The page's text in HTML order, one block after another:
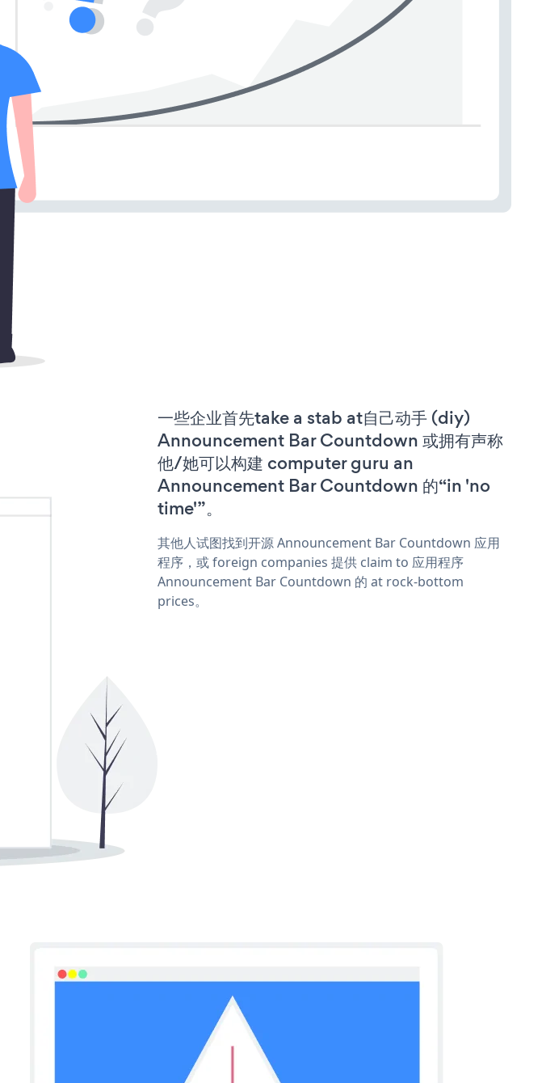
一些企业首先take a stab at自己动手 (diy)
Announcement Bar Countdown 或拥有声称
他/她可以构建 computer guru an
Announcement Bar Countdown 的“in 'no
time'”。
其他人试图找到开源 Announcement Bar Countdown 应用
程序，或 foreign companies 提供 claim to 应用程序
Announcement Bar Countdown 的 at rock-bottom
prices。